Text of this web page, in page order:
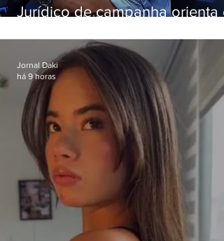
Jurídico de campanha orienta e
da Band
Jornal Daki
há 9 horas